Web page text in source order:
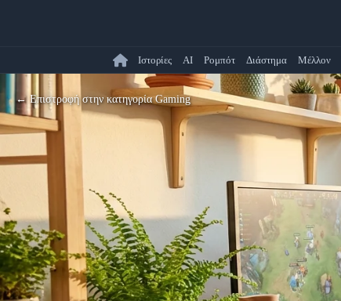
Ιστορίες AI Ρομπότ Διάστημα Μέλλον
← Επιστροφή στην κατηγορία Gaming